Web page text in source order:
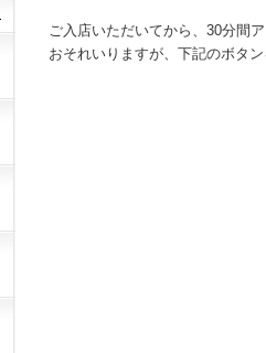
ご入店いただいてから、30分間
おそれいりますが、下記のボタ